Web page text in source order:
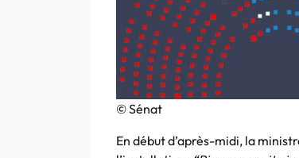
© Sénat
En début d’après-midi, la